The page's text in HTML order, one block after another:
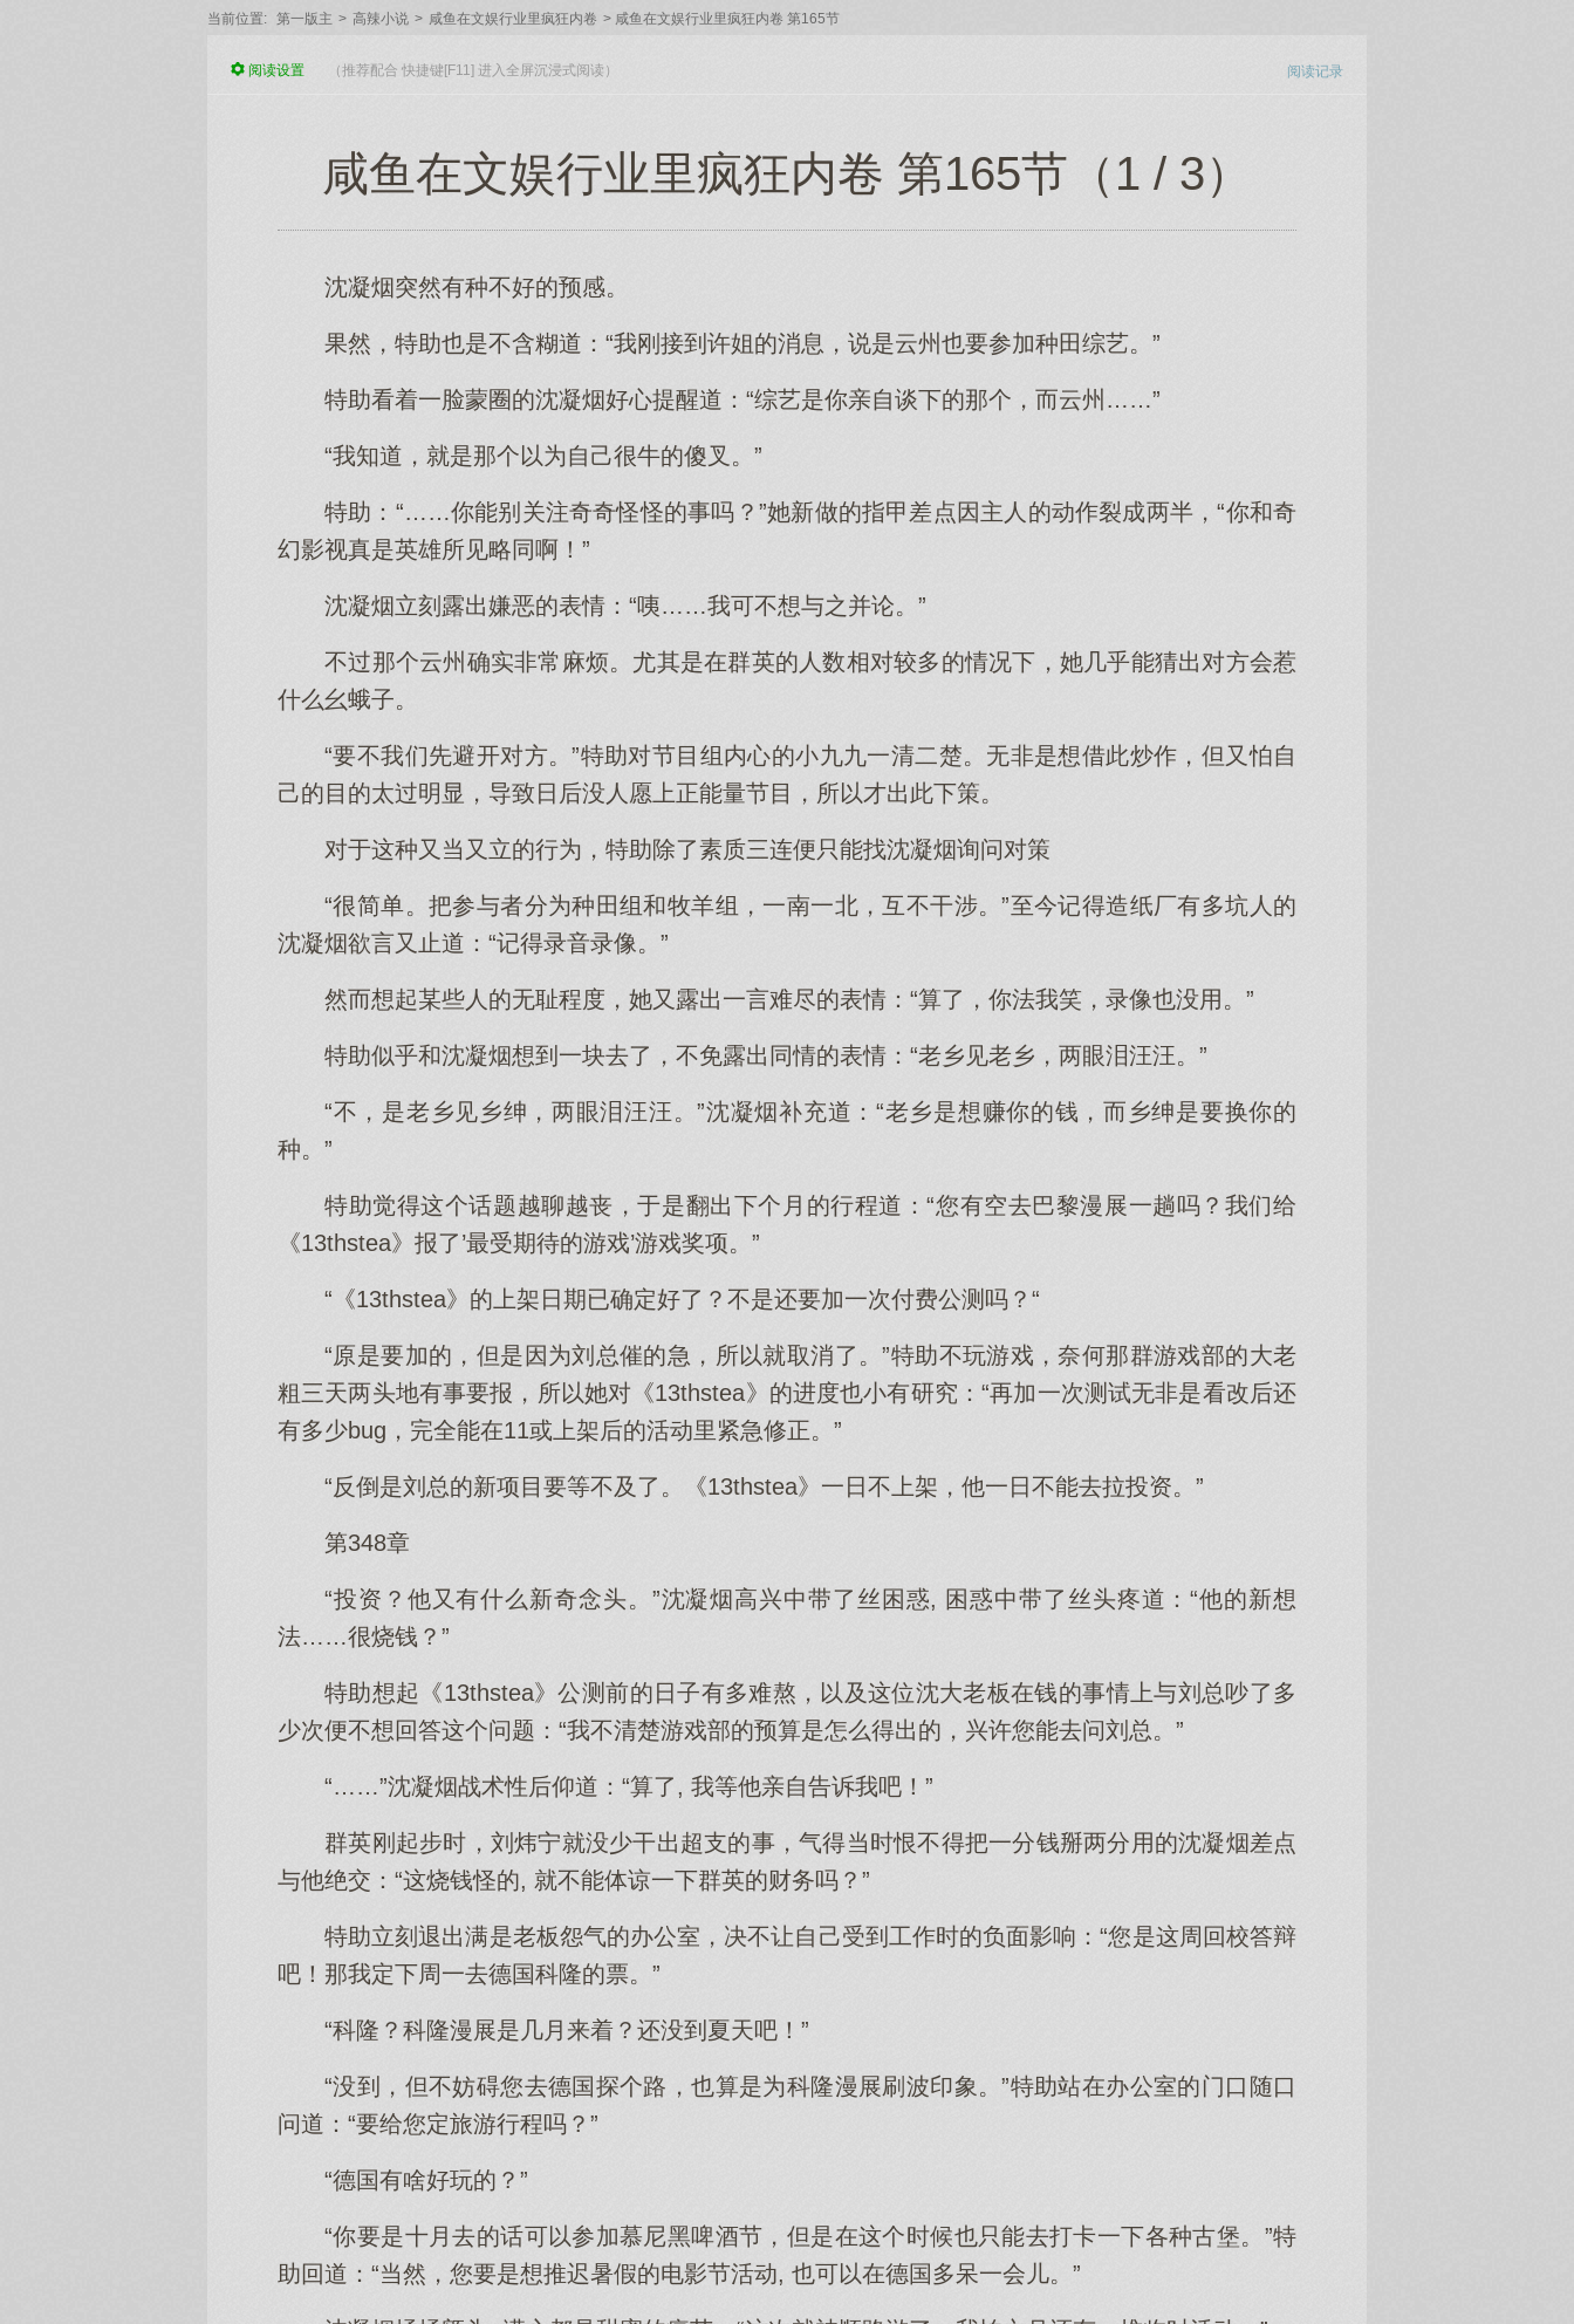
当前位置: 第一版主 > 高辣小说 > 咸鱼在文娱行业里疯狂内卷 > 咸鱼在文娱行业里疯狂内卷 第165节
阅读记录
阅读设置 （推荐配合 快捷键[F11] 进入全屏沉浸式阅读）
咸鱼在文娱行业里疯狂内卷 第165节（1 / 3）
沈凝烟突然有种不好的预感。
果然，特助也是不含糊道：“我刚接到许姐的消息，说是云州也要参加种田综艺。”
特助看着一脸蒙圈的沈凝烟好心提醒道：“综艺是你亲自谈下的那个，而云州……”
“我知道，就是那个以为自己很牛的傻叉。”
特助：“……你能别关注奇奇怪怪的事吗？”她新做的指甲差点因主人的动作裂成两半，“你和奇
幻影视真是英雄所见略同啊！”
沈凝烟立刻露出嫌恶的表情：“咦……我可不想与之并论。”
不过那个云州确实非常麻烦。尤其是在群英的人数相对较多的情况下，她几乎能猜出对方会惹
什么幺蛾子。
“要不我们先避开对方。”特助对节目组内心的小九九一清二楚。无非是想借此炒作，但又怕自
己的目的太过明显，导致日后没人愿上正能量节目，所以才出此下策。
对于这种又当又立的行为，特助除了素质三连便只能找沈凝烟询问对策
“很简单。把参与者分为种田组和牧羊组，一南一北，互不干涉。”至今记得造纸厂有多坑人的
沈凝烟欲言又止道：“记得录音录像。”
然而想起某些人的无耻程度，她又露出一言难尽的表情：“算了，你法我笑，录像也没用。”
特助似乎和沈凝烟想到一块去了，不免露出同情的表情：“老乡见老乡，两眼泪汪汪。”
“不，是老乡见乡绅，两眼泪汪汪。”沈凝烟补充道：“老乡是想赚你的钱，而乡绅是要换你的
种。”
特助觉得这个话题越聊越丧，于是翻出下个月的行程道：“您有空去巴黎漫展一趟吗？我们给
《13thstea》报了’最受期待的游戏’游戏奖项。”
“《13thstea》的上架日期已确定好了？不是还要加一次付费公测吗？“
“原是要加的，但是因为刘总催的急，所以就取消了。”特助不玩游戏，奈何那群游戏部的大老
粗三天两头地有事要报，所以她对《13thstea》的进度也小有研究：“再加一次测试无非是看改后还
有多少bug，完全能在11或上架后的活动里紧急修正。”
“反倒是刘总的新项目要等不及了。《13thstea》一日不上架，他一日不能去拉投资。”
第348章
“投资？他又有什么新奇念头。”沈凝烟高兴中带了丝困惑, 困惑中带了丝头疼道：“他的新想
法……很烧钱？”
特助想起《13thstea》公测前的日子有多难熬，以及这位沈大老板在钱的事情上与刘总吵了多
少次便不想回答这个问题：“我不清楚游戏部的预算是怎么得出的，兴许您能去问刘总。”
“……”沈凝烟战术性后仰道：“算了, 我等他亲自告诉我吧！”
群英刚起步时，刘炜宁就没少干出超支的事，气得当时恨不得把一分钱掰两分用的沈凝烟差点
与他绝交：“这烧钱怪的, 就不能体谅一下群英的财务吗？”
特助立刻退出满是老板怨气的办公室，决不让自己受到工作时的负面影响：“您是这周回校答辩
吧！那我定下周一去德国科隆的票。”
“科隆？科隆漫展是几月来着？还没到夏天吧！”
“没到，但不妨碍您去德国探个路，也算是为科隆漫展刷波印象。”特助站在办公室的门口随口
问道：“要给您定旅游行程吗？”
“德国有啥好玩的？”
“你要是十月去的话可以参加慕尼黑啤酒节，但是在这个时候也只能去打卡一下各种古堡。”特
助回道：“当然，您要是想推迟暑假的电影节活动, 也可以在德国多呆一会儿。”